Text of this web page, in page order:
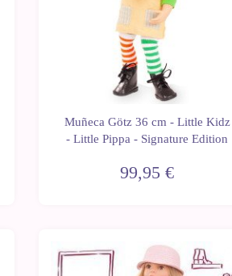
Muñeca Götz 36 cm - Little Kidz
- Little Pippa - Signature Edition
99,95 €
stock